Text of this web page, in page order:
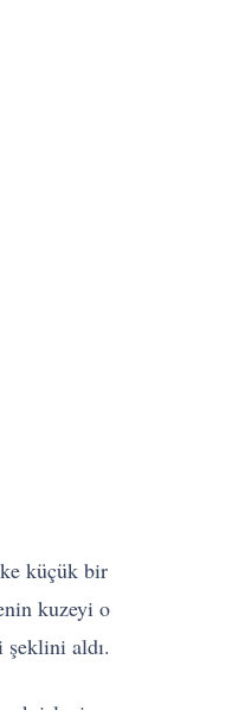
küçük bir
kuzeyi o
aldı.